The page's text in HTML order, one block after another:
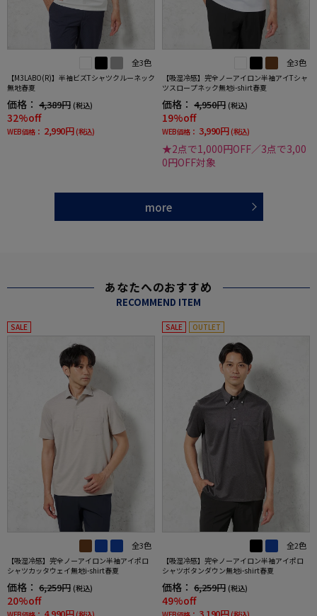
全3色
【M3LABO(R)】半袖ビズTシャツクルーネック
無地春夏
価格： 4,389円 (税込)
32%off
WEB価格： 2,990円 (税込)
全3色
【吸湿冷感】完全ノーアイロン半袖アイTシャ
ツスロープネック無地i-shirt春夏
価格： 4,950円 (税込)
19%off
WEB価格： 3,990円 (税込)
★2点で1,000円OFF／3点で3,00
0円OFF対象
more
あなたへのおすすめ
RECOMMEND ITEM
SALE
全3色
【吸湿冷感】完全ノーアイロン半袖アイポロ
シャツカッタウェイ無地i-shirt春夏
価格： 6,259円 (税込)
20%off
SALE OUTLET
全2色
【吸湿冷感】完全ノーアイロン半袖アイポロ
シャツボタンダウン無地i-shirt春夏
価格： 6,259円 (税込)
49%off